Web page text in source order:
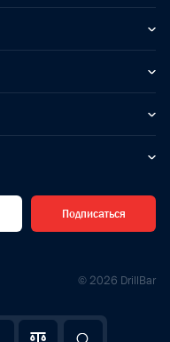
Подписаться
© 2026 DrillBar